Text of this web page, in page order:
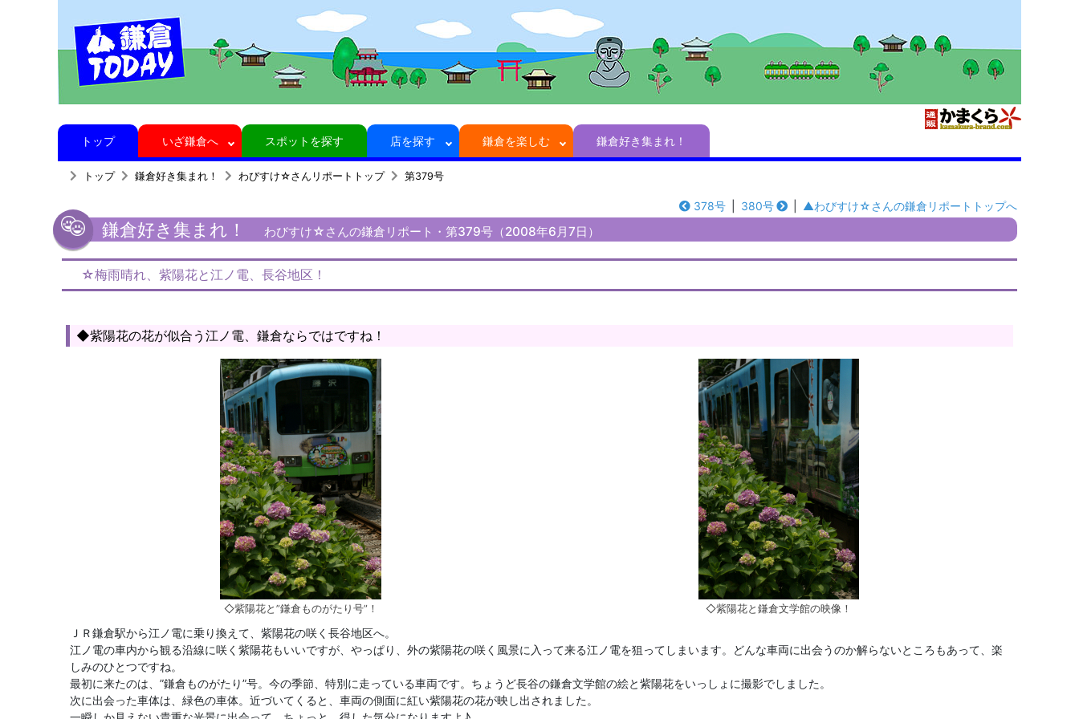
トップ いざ鎌倉へ スポットを探す 店を探す 鎌倉を楽しむ 鎌倉好き集まれ！
トップ 鎌倉好き集まれ！ わびすけ☆さんリポートトップ 第379号
378号 380号 ▲わびすけ☆さんの鎌倉リポートトップへ
鎌倉好き集まれ！ わびすけ☆さんの鎌倉リポート・第379号（2008年6月7日）
☆梅雨晴れ、紫陽花と江ノ電、長谷地区！
◆紫陽花の花が似合う江ノ電、鎌倉ならではですね！
◇紫陽花と”鎌倉ものがたり号”！ ◇紫陽花と鎌倉文学館の映像！
ＪＲ鎌倉駅から江ノ電に乗り換えて、紫陽花の咲く長谷地区へ。
江ノ電の車内から観る沿線に咲く紫陽花もいいですが、やっぱり、外の紫陽花の咲く風景に入って来る江ノ電を狙ってしまいます。どんな車両に出会うのか解らないところもあって、楽
しみのひとつですね。
最初に来たのは、”鎌倉ものがたり”号。今の季節、特別に走っている車両です。ちょうど長谷の鎌倉文学館の絵と紫陽花をいっしょに撮影でしました。
次に出会った車体は、緑色の車体。近づいてくると、車両の側面に紅い紫陽花の花が映し出されました。